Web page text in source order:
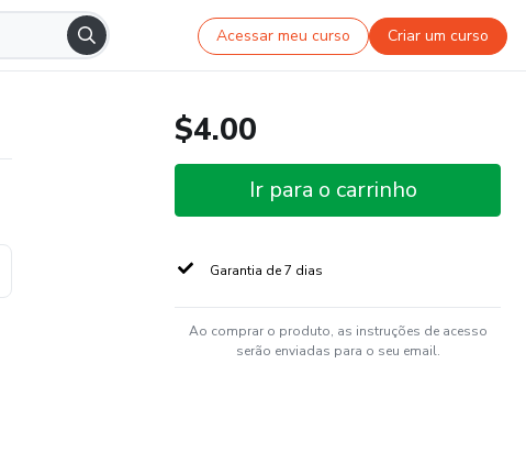
Acessar meu curso Criar um curso
$4.00
Ir para o carrinho
Garantia de 7 dias
Ao comprar o produto, as instruções de acesso
serão enviadas para o seu email.